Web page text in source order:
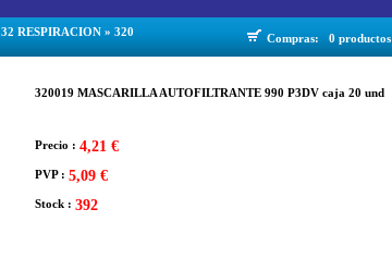
32 RESPIRACION » 320
Compras: 0 productos
320019 MASCARILLA AUTOFILTRANTE 990 P3DV caja 20 und
Precio : 4,21 €
PVP : 5,09 €
Stock : 392